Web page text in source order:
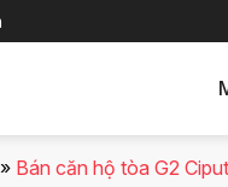
» Bán căn hộ tòa G2